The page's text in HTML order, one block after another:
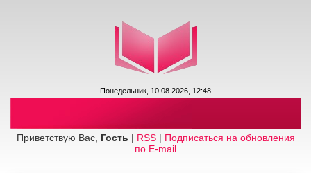
Понедельник, 10.08.2026, 12:48
Приветствую Вас, Гость | RSS| Подписаться на обновления
по E-mail